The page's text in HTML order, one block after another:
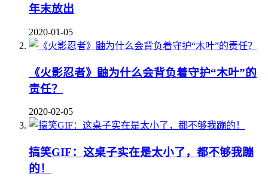
年末放出
2020-01-05
《火影忍者》鼬为什么会背负着守护“木叶”的
责任？
2020-02-05
搞笑GIF：这桌子实在是太小了，都不够我蹦
的！